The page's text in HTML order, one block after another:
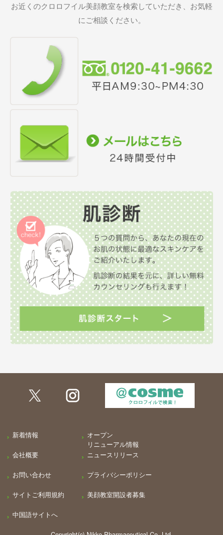
お近くのクロロフイル美顔教室を検索していただき、お気軽
にご相談ください。
新着情報
オープン
リニューアル情報
会社概要
ニュースリリース
お問い合わせ プライバシーポリシー
サイトご利用規約 美顔教室開設者募集
中国語サイトへ